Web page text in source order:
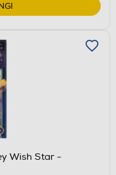
Wish Star -